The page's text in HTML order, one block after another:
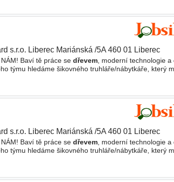
s.r.o. Liberec Mariánská /5A 460 01 Liberec
Baví tě práce se dřevem, moderní technologie a
týmu hledáme šikovného truhláře/nábytkáře, který
s.r.o. Liberec Mariánská /5A 460 01 Liberec|
Baví tě práce se dřevem, moderní technologie a
týmu hledáme šikovného truhláře/nábytkáře, který